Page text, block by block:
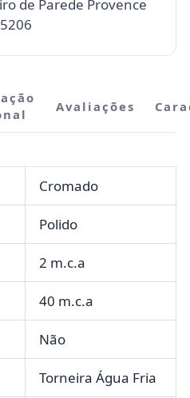
de Parede Provence
Avaliações
Cromado
Polido
2 m.c.a
40 m.c.a
Não
Torneira Água Fria